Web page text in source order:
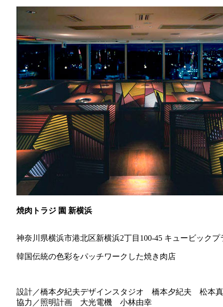
焼肉トラジ 園 新横浜
神奈川県横浜市港北区新横浜2丁目100-45 キュービックプ
韓国伝統の色彩をパッチワークした焼き肉店
設計／橋本夕紀夫デザインスタジオ 橋本夕紀夫 松本
協力／照明計画 大光電機 小林由幸